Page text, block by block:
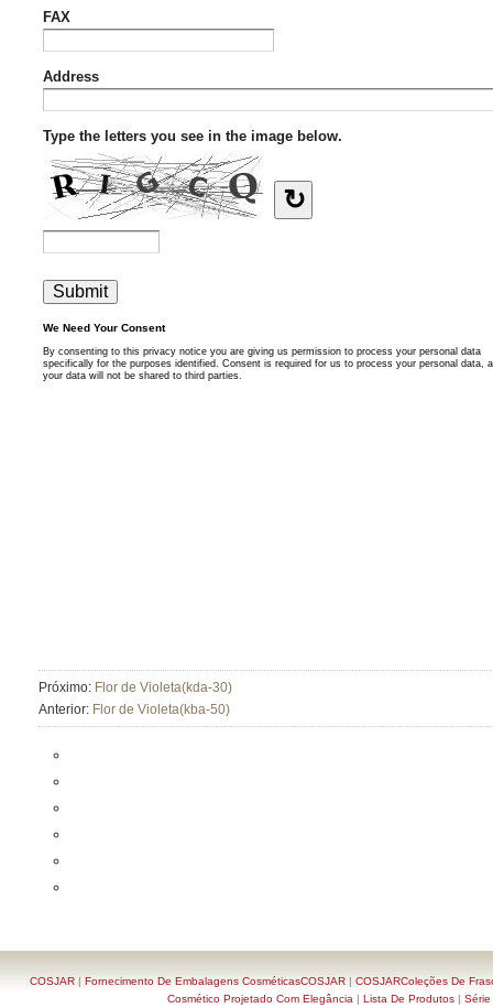
Próximo: Flor de Violeta(kda-30)
Anterior: Flor de Violeta(kba-50)
COSJAR| Fornecimento De Embalagens CosméticasCOSJAR| COSJARColeções De
Cosmético Projetado Com Elegância | Lista De Produtos | Série